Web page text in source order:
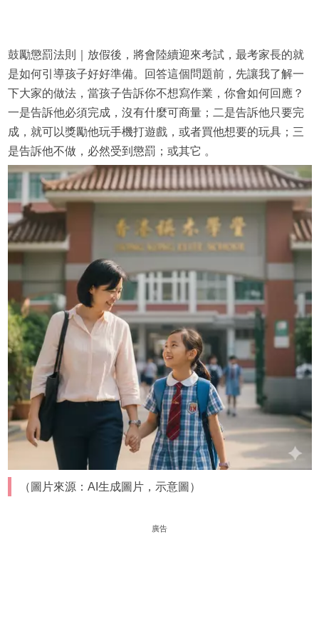
鼓勵懲罰法則｜放假後，將會陸續迎來考試，最考家長的就
是如何引導孩子好好準備。回答這個問題前，先讓我了解一
下大家的做法，當孩子告訴你不想寫作業，你會如何回應？
一是告訴他必須完成，沒有什麼可商量；二是告訴他只要完
成，就可以獎勵他玩手機打遊戲，或者買他想要的玩具；三
是告訴他不做，必然受到懲罰；或其它 。
（圖片來源：AI生成圖片，示意圖）
廣告